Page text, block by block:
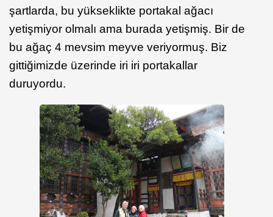
şartlarda, bu yükseklikte portakal ağacı
yetişmiyor olmalı ama burada yetişmiş. Bir de
bu ağaç 4 mevsim meyve veriyormuş. Biz
gittiğimizde üzerinde iri iri portakallar
duruyordu.